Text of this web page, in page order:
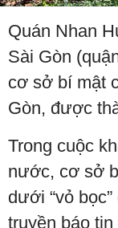
Quán Nhan
Sài Gòn
cơ sở bí mật
Gòn, được
Trong cuộc
nước, cơ sở
dưới “vỏ
truyền báo